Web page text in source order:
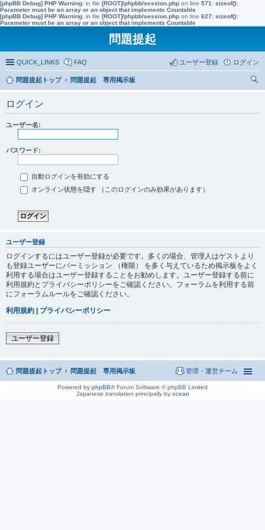
[phpBB Debug] PHP Warning: in file [ROOT]/phpbb/session.php on line 571 : sizeof():
Parameter must be an array or an object that implements Countable
[phpBB Debug] PHP Warning: in file [ROOT]/phpbb/session.php on line 627: sizeof():
Parameter must be an array or an object that implements Countable
問題提起
QUICK_LINKS FAQ ログイン
ユーザー登録
問題提起トップ
問題提起 専用掲示板
ログイン
ユーザー名:
パスワード:
自動ログインを有効にする
オンライン状態を隠す （このログインのみ効果があります）
ユーザー登録
ログインするにはユーザー登録が必要です。多くの場合、管理人はゲストより
も登録ユーザーにパーミッション （権限） を多く与えているため掲示板をよく
利用する場合はユーザー登録することをお勧めします。ユーザー登録する前に
利用規約とプライバシーポリシーをご確認ください。フォーラムを利用する前
にフォーラムルールをご確認ください。
利用規約 | プライバシーポリシー
ユーザー登録
問題提起トップ 問題提起 専用掲示板 管理・運営チーム
Powered by phpBB® Forum Software © phpBB Limited
Japanese translation principally by ocean